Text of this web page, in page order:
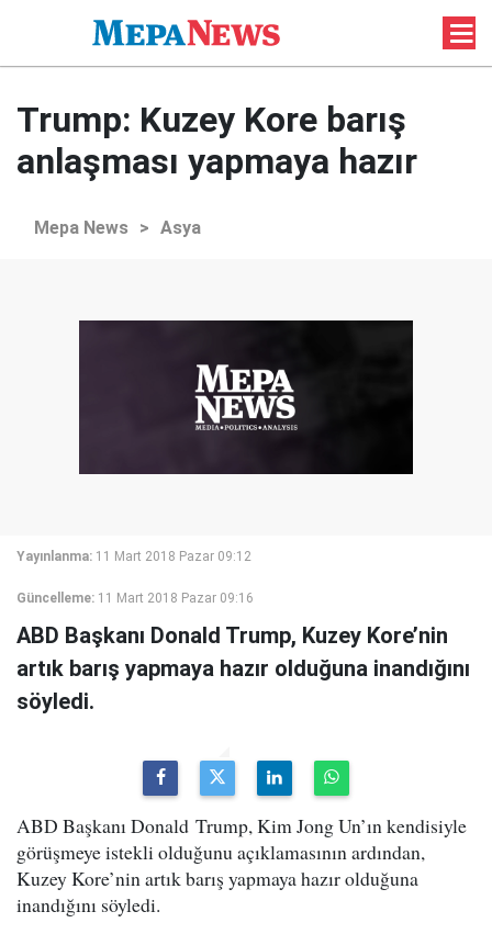
Trump: Kuzey Kore barış
anlaşması yapmaya hazır
Mepa News > Asya
Yayınlanma: 11 Mart 2018 Pazar 09:12
Güncelleme: 11 Mart 2018 Pazar 09:16
ABD Başkanı Donald Trump, Kuzey Kore’nin
artık barış yapmaya hazır olduğuna inandığını
söyledi.
ABD Başkanı Donald Trump, Kim Jong Un’ın kendisiyle
görüşmeye istekli olduğunu açıklamasının ardından,
Kuzey Kore’nin artık barış yapmaya hazır olduğuna
inandığını söyledi.